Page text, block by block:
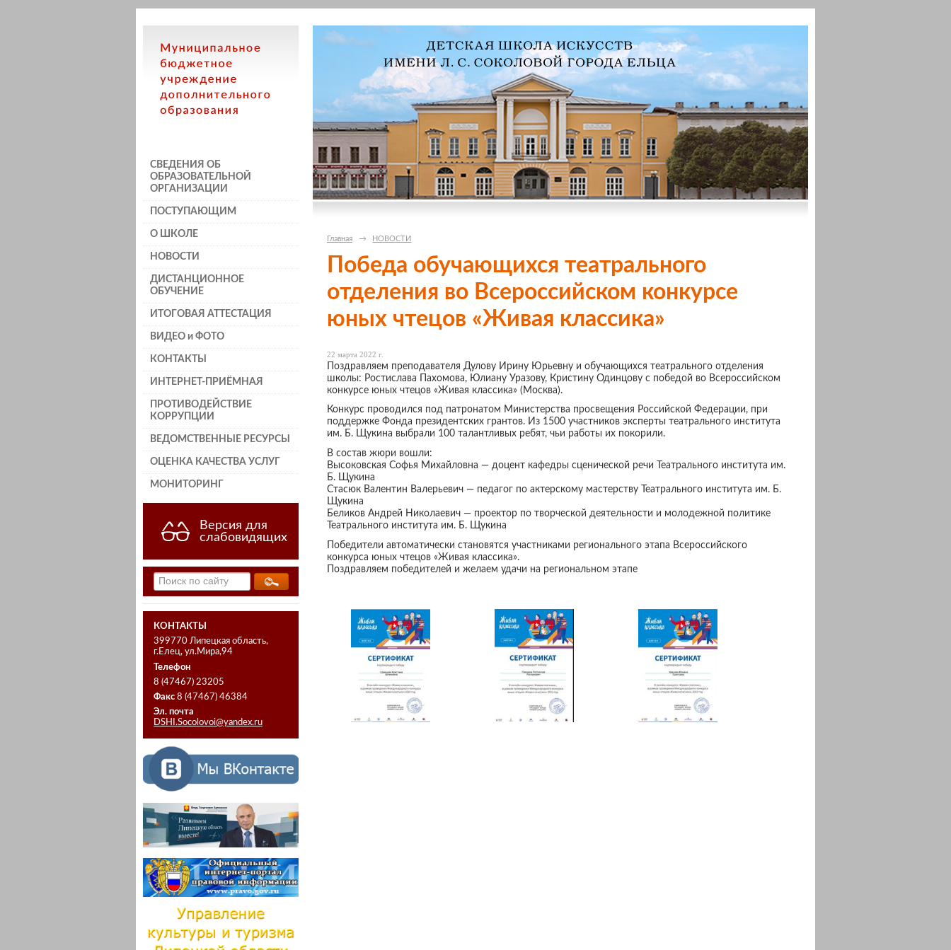
СВЕДЕНИЯ ОБ
ОБРАЗОВАТЕЛЬНОЙ
ОРГАНИЗАЦИИ
ПОСТУПАЮЩИМ
О ШКОЛЕ
НОВОСТИ
ДИСТАНЦИОННОЕ
ОБУЧЕНИЕ
ИТОГОВАЯ АТТЕСТАЦИЯ
ВИДЕО и ФОТО
КОНТАКТЫ
ИНТЕРНЕТ-ПРИЁМНАЯ
ПРОТИВОДЕЙСТВИЕ
КОРРУПЦИИ
ВЕДОМСТВЕННЫЕ РЕСУРСЫ
ОЦЕНКА КАЧЕСТВА УСЛУГ
МОНИТОРИНГ
Версия для
слабовидящих
КОНТАКТЫ
399770 Липецкая область,
г.Елец, ул.Мира,94
Телефон
8 (47467) 23205
Факс 8 (47467) 46384
Эл. почта
DSHI.Socolovoi@yandex.ru
Главная → НОВОСТИ
Победа обучающихся театрального
отделения во Всероссийском конкурсе
юных чтецов «Живая классика»
22 марта 2022 г.
Поздравляем преподавателя Дулову Ирину Юрьевну и обучающихся театрального отделения
школы: Ростислава Пахомова, Юлиану Уразову, Кристину Одинцову с победой во Всероссийском
конкурсе юных чтецов «Живая классика» (Москва).
Конкурс проводился под патронатом Министерства просвещения Российской Федерации, при
поддержке Фонда президентских грантов. Из 1500 участников эксперты театрального института
им. Б. Щукина выбрали 100 талантливых ребят, чьи работы их покорили.
В состав жюри вошли:
Высоковская Софья Михайловна — доцент кафедры сценической речи Театрального института им.
Б. Щукина
Стасюк Валентин Валерьевич — педагог по актерскому мастерству Театрального института им. Б.
Щукина
Беликов Андрей Николаевич — проектор по творческой деятельности и молодежной политике
Театрального института им. Б. Щукина
Победители автоматически становятся участниками регионального этапа Всероссийского
конкурса юных чтецов «Живая классика».
Поздравляем победителей и желаем удачи на региональном этапе